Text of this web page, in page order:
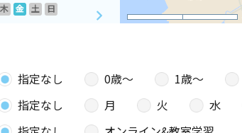
木 金 土
日
教室
木 金 土 日
３－１４ 新垢田
指定なし 0歳〜 1歳〜
指定なし 月 火 水